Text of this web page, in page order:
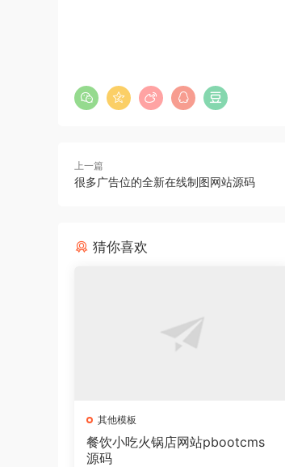
上一篇
很多广告位的全新在线制图网站源码
猜你喜欢
其他模板
餐饮小吃火锅店网站pbootcms
源码